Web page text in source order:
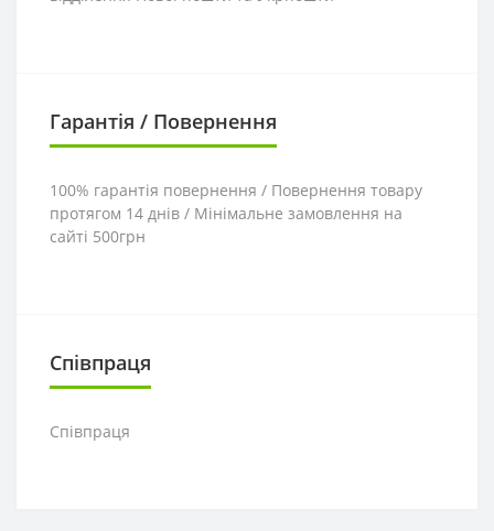
Гарантія / Повернення
100% гарантія повернення / Повернення товару
протягом 14 днів / Мінімальне замовлення на
сайті 500грн
Співпраця
Співпраця